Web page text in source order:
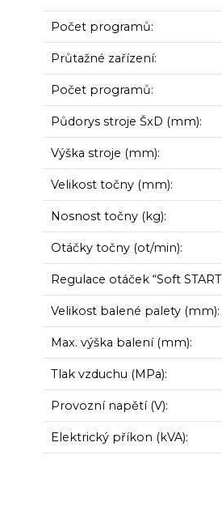
Počet programů:
Průtažné zařízení:
Počet programů:
Půdorys stroje ŠxD (mm):
Výška stroje (mm):
Velikost točny (mm):
Nosnost točny (kg):
Otáčky točny (ot/min):
Regulace otáček “Soft
Velikost balené palety (mm):
Max. výška balení (mm):
Tlak vzduchu (MPa):
Provozní napětí (V):
Elektrický příkon (kVA):